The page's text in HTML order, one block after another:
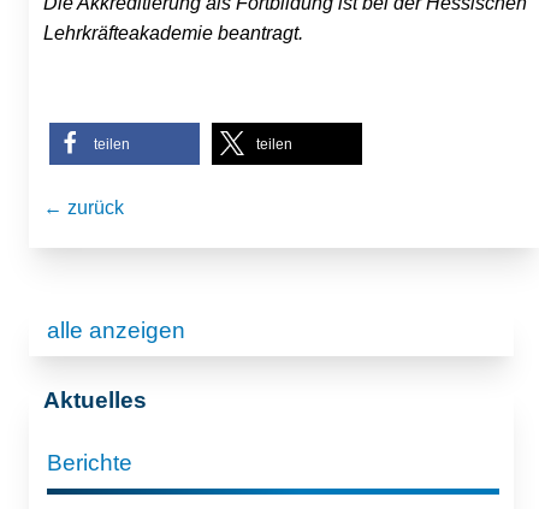
Lehrkräfteakademie beantragt.
teilen teilen
← zurück
alle anzeigen
Aktuelles
Berichte